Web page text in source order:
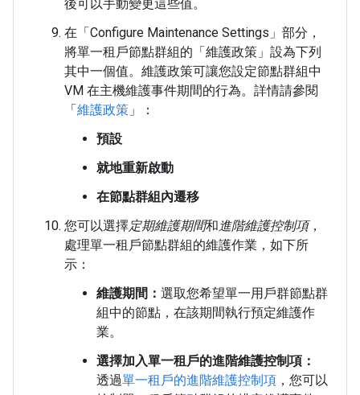
後可以手動變更這些值。
在「Configure Maintenance Settings」 部分，
將單一租戶節點群組的「維護政策」 設為下列
其中一個值。維護政策可讓您設定節點群組中
VM 在主機維護事件期間的行為。詳情請參閱
「維護政策 」：
預設
就地重新啟動
在節點群組內遷移
您可以選擇定期維護期間和進階維護控制項，
處理單一租戶節點群組的維護作業，如下所
示：
維護期間： 選取您希望單一用戶群節點群
組中的節點，在該期間執行預定維護作
業。
選擇加入單一租戶的進階維護控制項：
透過單一租戶的進階維護控制項 ，您可以